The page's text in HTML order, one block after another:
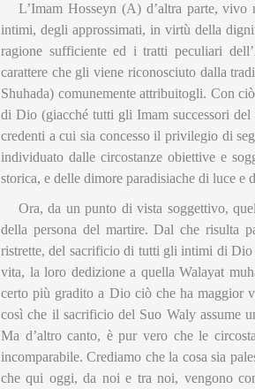
L’Imam Hosseyn (A) d’altra parte,
intimi, degli approssimati, in virtù della
ragione sufficiente ed i tratti peculiari
carattere che gli viene riconosciuto dalla
Shuhada) comunemente attribuitogli. Con
di Dio (giacché tutti gli Imam successori
credenti a cui sia concesso il privilegio di
individuato dalle circostanze obiettive e
storica, e delle dimore paradisiache di luce e
Ora, da un punto di vista soggettivo,
della persona del martire. Dal che risulta
ristrette, del sacrificio di tutti gli intimi di
vita, la loro dedizione a quella Walayat
certo più gradito a Dio ciò che ha maggior
così che il sacrificio del Suo Waly assume
Ma d’altro canto, è pur vero che le
incomparabile. Crediamo che la cosa sia
che qui oggi, da noi e tra noi, vengono